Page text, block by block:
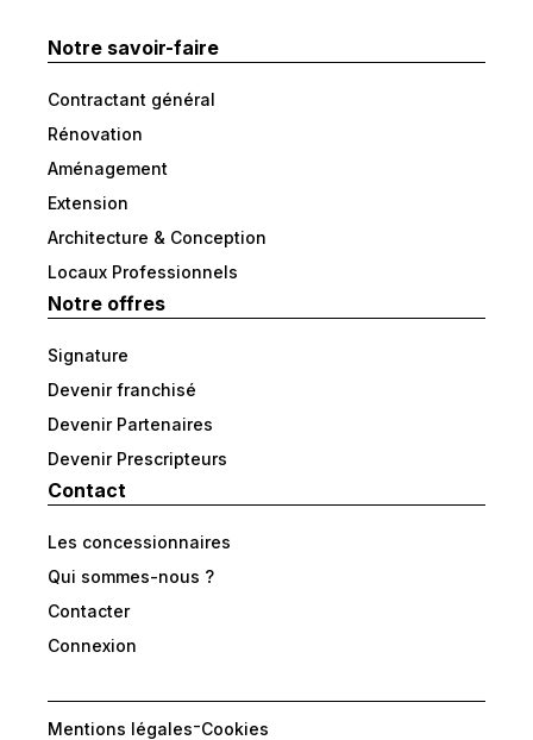
Notre savoir-faire
Contractant général
Rénovation
Aménagement
Extension
Architecture & Conception
Locaux Professionnels
Notre offres
Signature
Devenir franchisé
Devenir Partenaires
Devenir Prescripteurs
Contact
Les concessionnaires
Qui sommes-nous ?
Contacter
Connexion
Mentions légales-Cookies